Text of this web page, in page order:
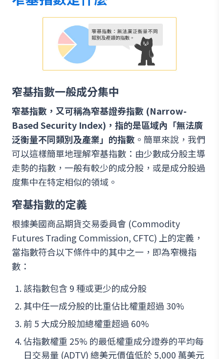
窄基指數一般成分集中
窄基指數，又可稱為窄基證券指數 (Narrow-
Based Security Index)，指的是區域內「無法廣
泛衡量不同類別及產業」的指數 。簡單來說，我們
可以這樣簡單地理解窄基指數：由少數成分股主導
走勢的指數，一般有較少的成分股，或是成分股過
度集中在特定相似的領域。
窄基指數的定義
根據美國商品期貨交易委員會 (Commodity
Futures Trading Commission, CFTC) 上的定義，
當指數符合以下條件中的其中之一，即為窄機指
數：
該指數包含 9 種或更少的成分股
其中任一成分股的比重佔比權重超過 30%
前 5 大成分股加總權重超過 60%
佔指數權重 25% 的最低權重成分證券的平均每
日交易量 (ADTV) 總美元價值低於 5,000 萬美元